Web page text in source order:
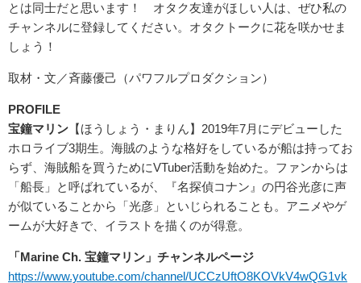
とは同士だと思います！ オタク友達がほしい人は、ぜひ私の
チャンネルに登録してください。オタクトークに花を咲かせま
しょう！
取材・文／斉藤優己（パワフルプロダクション）
PROFILE
宝鐘マリン 【ほうしょう・まりん】2019年7月にデビューした
ホロライブ3期生。海賊のような格好をしているが船は持ってお
らず、海賊船を買うためにVTuber活動を始めた。ファンからは
「船長」と呼ばれているが、『名探偵コナン』の円谷光彦に声
が似ていることから「光彦」といじられることも。アニメやゲ
ームが大好きで、イラストを描くのが得意。
「Marine Ch. 宝鐘マリン」チャンネルページ
https://www.youtube.com/channel/UCCzUftO8KOVkV4wQG1vk